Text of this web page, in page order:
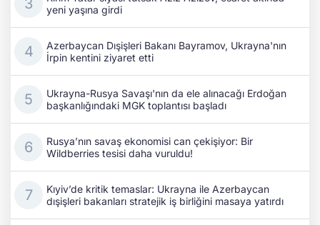
yeni yaşına girdi
Azerbaycan Dışişleri Bakanı Bayramov, Ukrayna'nın
İrpin kentini ziyaret etti
Ukrayna-Rusya Savaşı'nın da ele alınacağı Erdoğan
başkanlığındaki MGK toplantısı başladı
Rusya’nın savaş ekonomisi can çekişiyor: Bir
Wildberries tesisi daha vuruldu!
Kıyiv’de kritik temaslar: Ukrayna ile Azerbaycan
dışişleri bakanları stratejik iş birliğini masaya yatırdı